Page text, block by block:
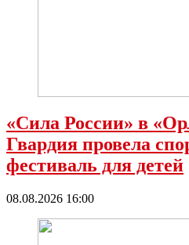
«Сила России» в
Гвардия провела
фестиваль для детей
08.08.2026 16:00